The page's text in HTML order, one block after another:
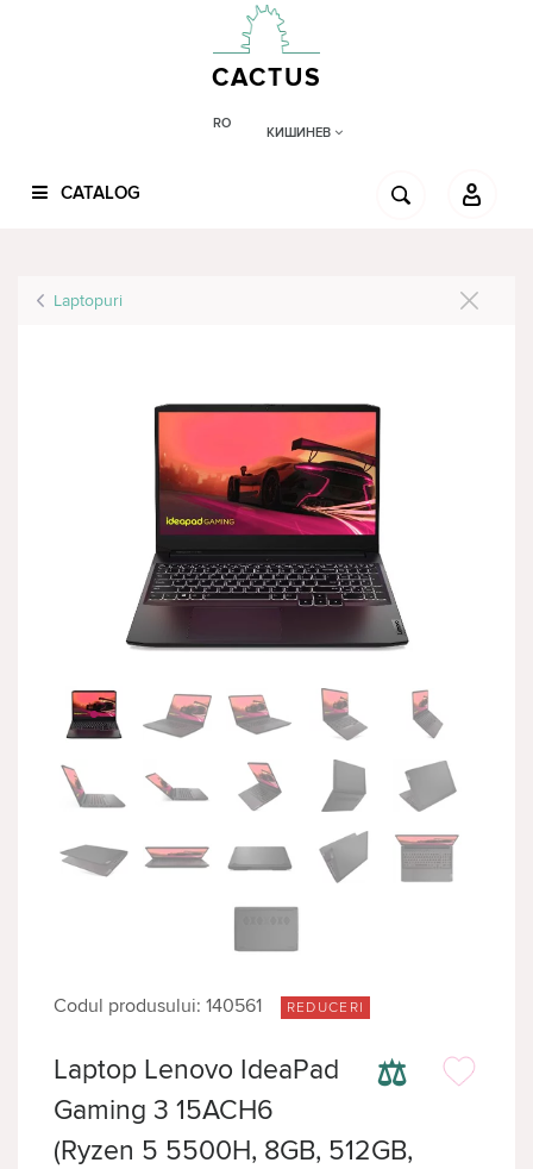
CACTUS
RO
КИШИНЕВ
CATALOG
Laptopuri
Codul produsului: 140561 REDUCERI
⚖
Laptop Lenovo IdeaPad
Gaming 3 15ACH6
(Ryzen 5 5500H, 8GB, 512GB,